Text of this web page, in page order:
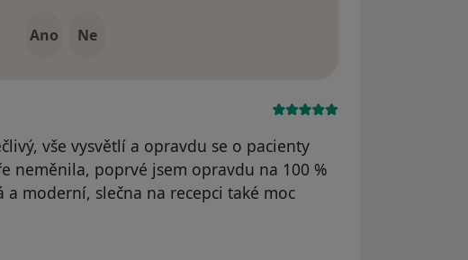
Ano Ne
vše vysvětlí a opravdu se o pacienty
neměnila, poprvé jsem opravdu na 100 %
a moderní, slečna na recepci také moc